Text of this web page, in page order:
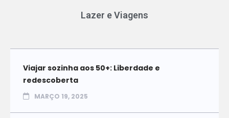
Lazer e Viagens
Viajar sozinha aos 50+: Liberdade e
redescoberta
MARÇO 19, 2025